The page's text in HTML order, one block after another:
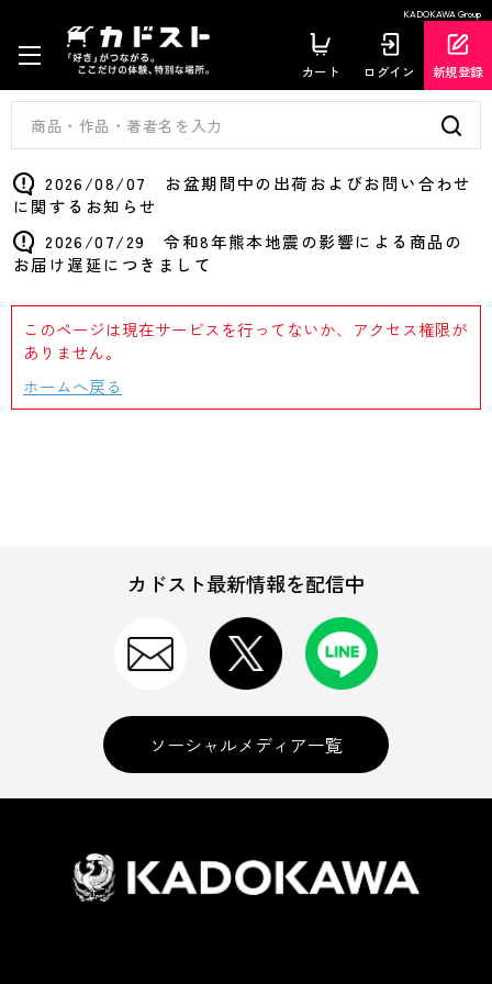
KADOKAWA Group
カート ログイン 新規登録
2026/08/07 お盆期間中の出荷およびお問い合わせ
に関するお知らせ
2026/07/29 令和8年熊本地震の影響による商品の
お届け遅延につきまして
このページは現在サービスを行ってないか、アクセス権限が
ありません。
ホームへ戻る
カドスト最新情報を配信中
ソーシャルメディア一覧